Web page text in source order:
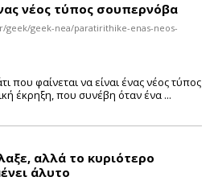
νέος τύπος σουπερνόβα
geek-nea/paratirithike-enas-neos-
που φαίνεται να είναι ένας νέος τύπος
έκρηξη, που συνέβη όταν ένα ...
αλλά το κυριότερο
άλυτο